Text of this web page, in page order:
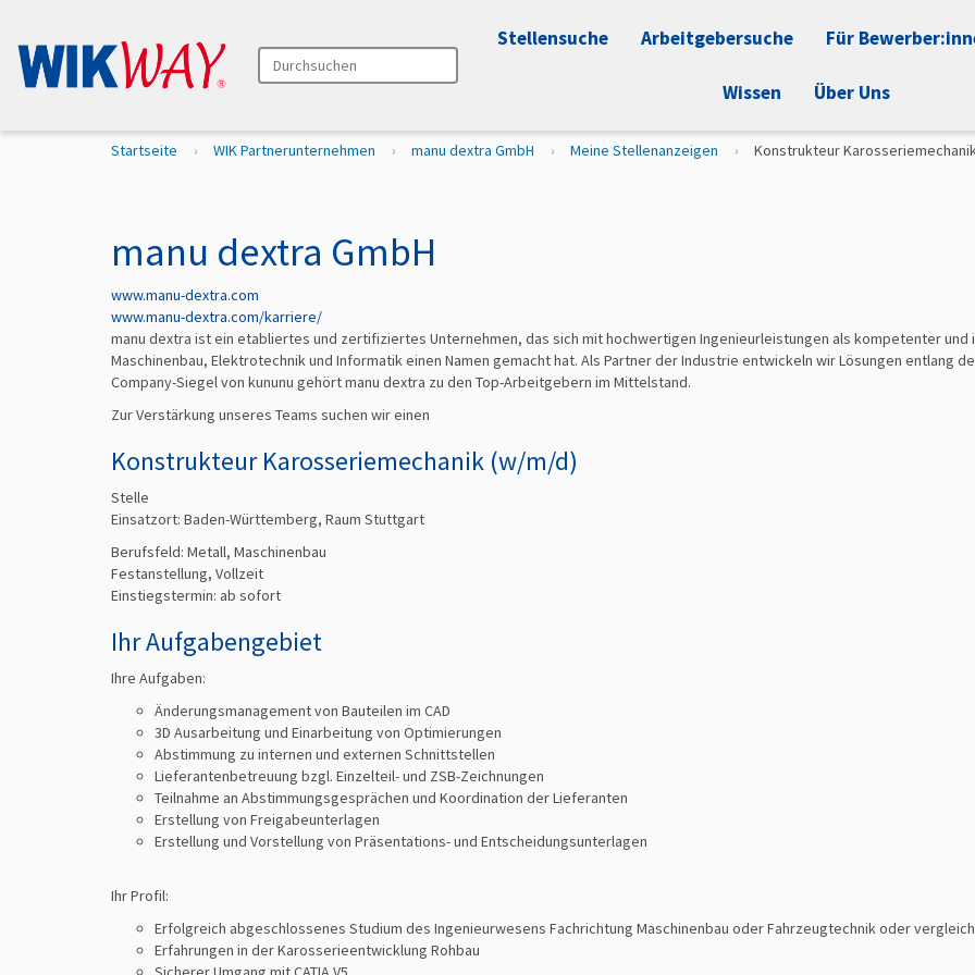
Durchsuchen
Erweiterte Suche…
Stellensuche Arbeitgebersuche Für
Wissen Über Uns
S
h
i
e
r
Startseite WIK Partnerunternehmen manu dextra GmbH Meine Stellenanzeigen Konstrukteur
manu dextra GmbH
www.manu-dextra.com
www.manu-dextra.com/karriere/
manu dextra ist ein etabliertes und zertifiziertes Unternehmen, das sich mit hochwertigen Ingenieurleistungen als kompetenter
Maschinenbau, Elektrotechnik und Informatik einen Namen gemacht hat. Als Partner der Industrie entwickeln wir Lösungen entlang
Company-Siegel von kununu gehört manu dextra zu den Top-Arbeitgebern im Mittelstand.
Zur Verstärkung unseres Teams suchen wir einen
Konstrukteur Karosseriemechanik (w/m/d)
Stelle
Einsatzort: Baden-Württemberg, Raum Stuttgart
Berufsfeld: Metall, Maschinenbau
Festanstellung, Vollzeit
Einstiegstermin: ab sofort
Ihr Aufgabengebiet
Ihre Aufgaben:
Änderungsmanagement von Bauteilen im CAD
3D Ausarbeitung und Einarbeitung von Optimierungen
Abstimmung zu internen und externen Schnittstellen
Lieferantenbetreuung bzgl. Einzelteil- und ZSB-Zeichnungen
Teilnahme an Abstimmungsgesprächen und Koordination der Lieferanten
Erstellung von Freigabeunterlagen
Erstellung und Vorstellung von Präsentations- und Entscheidungsunterlagen
Ihr Profil:
Erfolgreich abgeschlossenes Studium des Ingenieurwesens Fachrichtung Maschinenbau oder Fahrzeugtechnik oder
Erfahrungen in der Karosserieentwicklung Rohbau